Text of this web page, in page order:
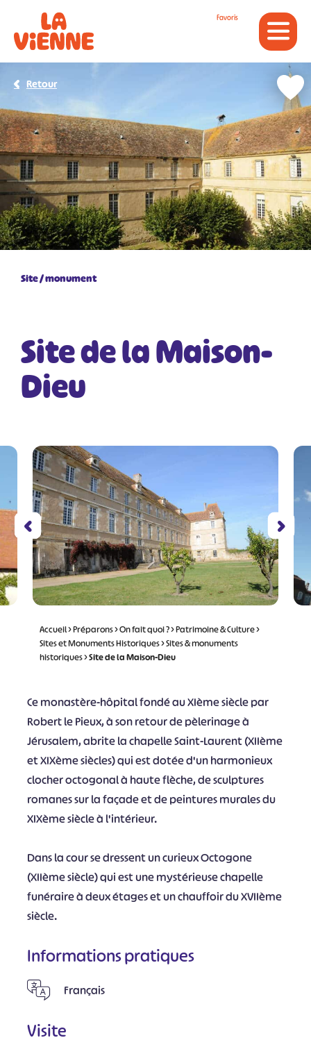
Favoris
Site / monument
Site de la Maison-
Dieu
Retour
Accueil>Préparons>On fait quoi ?>Patrimoine & Culture>
Sites et Monuments Historiques>Sites & monuments
historiques>Site de la Maison-Dieu
Ce monastère-hôpital fondé au XIème siècle par
Robert le Pieux, à son retour de pèlerinage à
Jérusalem, abrite la chapelle Saint-Laurent (XIIème
et XIXème siècles) qui est dotée d'un harmonieux
clocher octogonal à haute flèche, de sculptures
romanes sur la façade et de peintures murales du
XIXème siècle à l'intérieur.
Dans la cour se dressent un curieux Octogone
(XIIème siècle) qui est une mystérieuse chapelle
funéraire à deux étages et un chauffoir du XVIIème
siècle.
Informations pratiques
Français
Visite